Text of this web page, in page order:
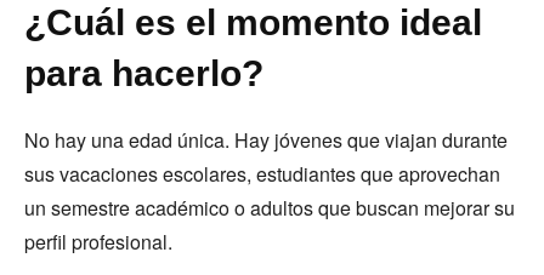
¿Cuál es el momento ideal
para hacerlo?
No hay una edad única. Hay jóvenes que viajan durante
sus vacaciones escolares, estudiantes que aprovechan
un semestre académico o adultos que buscan mejorar su
perfil profesional.